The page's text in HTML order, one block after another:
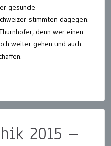
gesunde
stimmten dagegen.
denn wer einen
weiter gehen und auch
2015 –